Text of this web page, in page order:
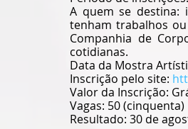
A quem se destina:
tenham trabalhos
Companhia de
cotidianas.
Data da Mostra
Inscrição pelo site:
Valor da Inscrição:
Vagas: 50 (cinquenta)
Resultado: 30 de